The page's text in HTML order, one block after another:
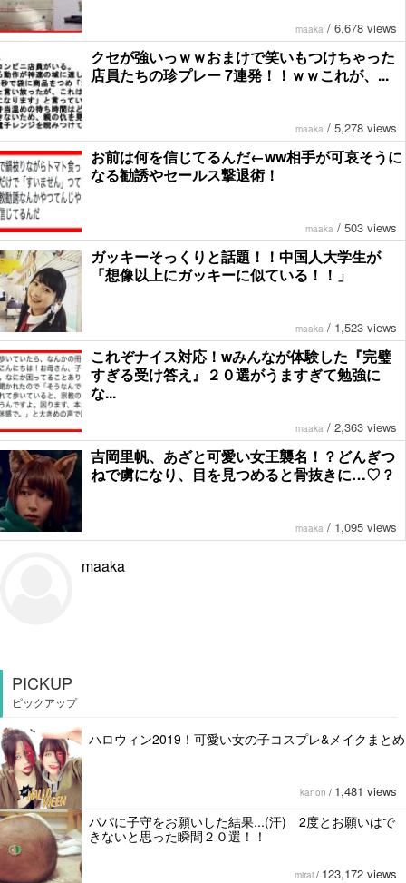
maaka / 6,678 views
クセが強いっｗｗおまけで笑いもつけちゃった
店員たちの珍プレー 7連発！！ｗｗこれが、...
maaka / 5,278 views
お前は何を信じてるんだ←ww相手が可哀そうに
なる勧誘やセールス撃退術！
maaka / 503 views
ガッキーそっくりと話題！！中国人大学生が
「想像以上にガッキーに似ている！！」
maaka / 1,523 views
これぞナイス対応！wみんなが体験した『完璧
すぎる受け答え』２０選がうますぎて勉強に
な...
maaka / 2,363 views
吉岡里帆、あざと可愛い女王襲名！？どんぎつ
ねで虜になり、目を見つめると骨抜きに…♡？
maaka / 1,095 views
maaka
PICKUP
ピックアップ
ハロウィン2019！可愛い女の子コスプレ&メイクまとめ
kanon / 1,481 views
パパに子守をお願いした結果...(汗) 2度とお願いはで
きないと思った瞬間２０選！！
mirai / 123,172 views